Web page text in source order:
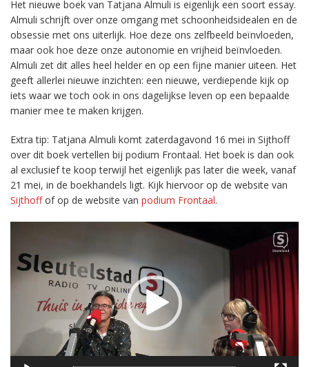
Het nieuwe boek van Tatjana Almuli is eigenlijk een soort essay.
Almuli schrijft over onze omgang met schoonheidsidealen en de
obsessie met ons uiterlijk. Hoe deze ons zelfbeeld beïnvloeden,
maar ook hoe deze onze autonomie en vrijheid beïnvloeden.
Almuli zet dit alles heel helder en op een fijne manier uiteen. Het
geeft allerlei nieuwe inzichten: een nieuwe, verdiepende kijk op
iets waar we toch ook in ons dagelijkse leven op een bepaalde
manier mee te maken krijgen.
Extra tip: Tatjana Almuli komt zaterdagavond 16 mei in Sijthoff
over dit boek vertellen bij podium Frontaal. Het boek is dan ook
al exclusief te koop terwijl het eigenlijk pas later die week, vanaf
21 mei, in de boekhandels ligt. Kijk hiervoor op de website van
Sijthoffof op de website van podium Frontaal.